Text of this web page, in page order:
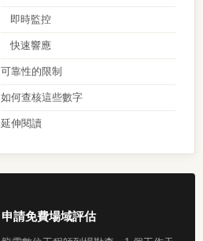
即時監控
快速響應
可靠性的限制
如何查核這些數字
延伸閱讀
申請免費場域評估